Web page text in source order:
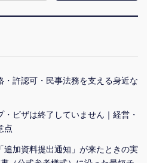
・許認可・民事法務を支える身近な
ビザは終了していません｜経営・
点
追加資料提出通知」が来たときの実